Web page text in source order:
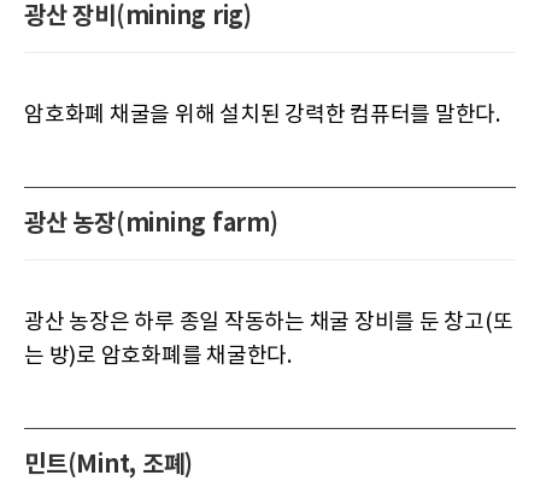
광산 장비(mining rig)
암호화폐 채굴을 위해 설치된 강력한 컴퓨터를 말한다.
광산 농장(mining farm)
광산 농장은 하루 종일 작동하는 채굴 장비를 둔 창고(또
는 방)로 암호화폐를 채굴한다.
민트(Mint, 조폐)